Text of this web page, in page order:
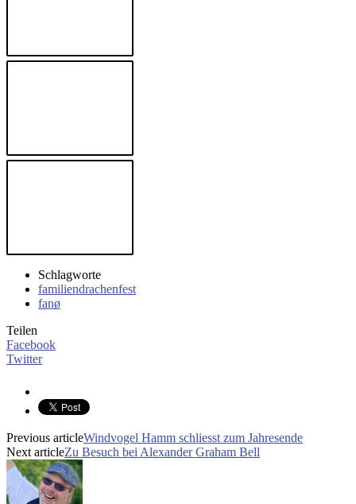
Schlagworte
familiendrachenfest
fanø
Teilen
Facebook
Twitter
Previous articleWindvogel Hamm schliesst zum Jahresende
Next articleZu Besuch bei Alexander Graham Bell